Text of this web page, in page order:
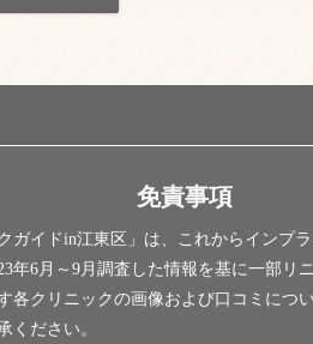
免責事項
ガイドin江東区」は、これからインプ
年6月～9月調査した情報を基に一部
各クリニックの画像および口コミにつ
ください。